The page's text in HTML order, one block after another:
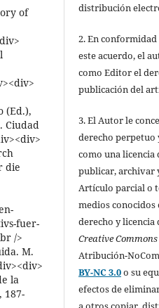
of
(Ed.),
Ciudad
die
fuer-
/>
M.
la
187-
distribución
2. En
este acuerdo, el
como Editor el
publicación del
3. El Autor le
derecho perpetuo
como una licencia
publicar, archivar
Artículo parcial o
medios conocidos
derecho y licencia
Creative Commons
Atribución-
BY-NC 3.0o su
efectos de